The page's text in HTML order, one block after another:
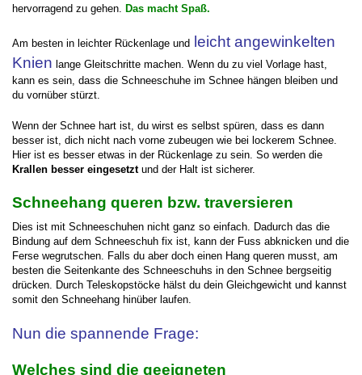
hervorragend zu gehen. Das macht Spaß.
Am besten in leichter Rückenlage und
leicht angewinkelten
Knien lange Gleitschritte machen. Wenn du zu viel Vorlage hast,
kann es sein, dass die Schneeschuhe im Schnee hängen bleiben und
du vornüber stürzt.
Wenn der Schnee hart ist, du wirst es selbst spüren, dass es dann
besser ist, dich nicht nach vorne zubeugen wie bei lockerem Schnee.
Hier ist es besser etwas in der Rückenlage zu sein. So werden die
Krallen besser eingesetztund der Halt ist sicherer.
Schneehang queren bzw. traversieren
Dies ist mit Schneeschuhen nicht ganz so einfach. Dadurch das die
Bindung auf dem Schneeschuh fix ist, kann der Fuss abknicken und die
Ferse wegrutschen. Falls du aber doch einen Hang queren musst, am
besten die Seitenkante des Schneeschuhs in den Schnee bergseitig
drücken. Durch Teleskopstöcke hälst du dein Gleichgewicht und kannst
somit den Schneehang hinüber laufen.
Nun die spannende Frage:
Welches sind die geeigneten